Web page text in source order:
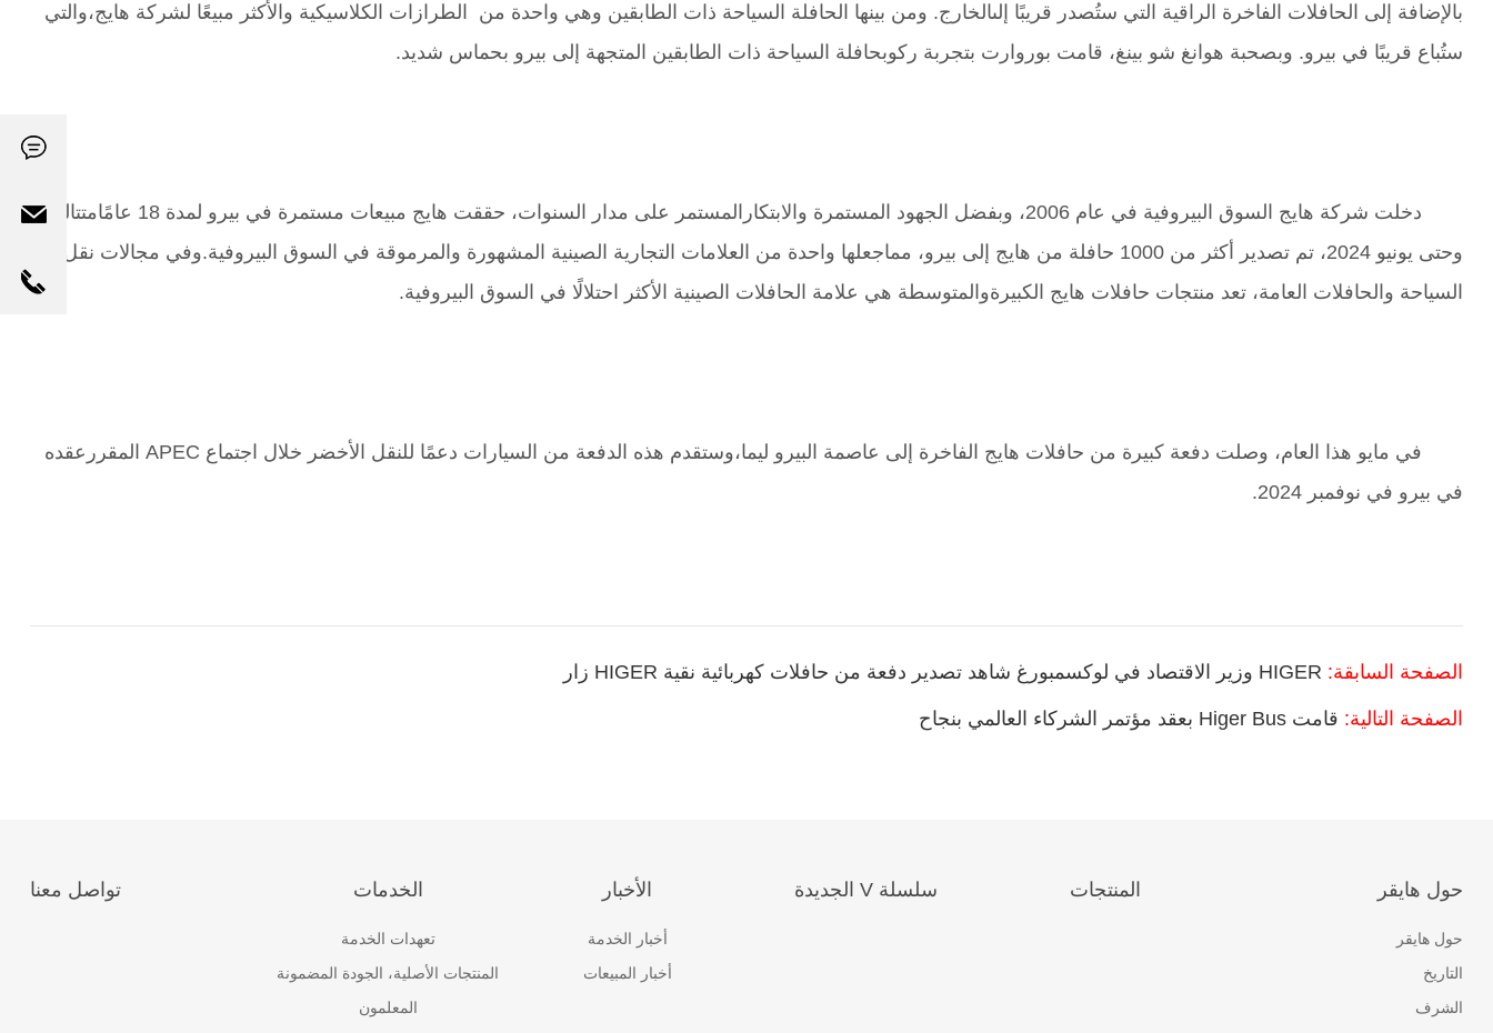
بالإضافة إلى الحافلات الفاخرة الراقية التي ستُصدر قريبًا إلىالخارج. ومن بينها الحافلة السياحة ذات الطابقين وهي واحدة من الطرازات الكلاسيكية والأكثر مبيعًا لشركة هايج،والتي
ستُباع قريبًا في بيرو. وبصحبة هوانغ شو بينغ، قامت بوروارت بتجربة ركوبحافلة السياحة ذات الطابقين المتجهة إلى بيرو بحماس شديد.
دخلت شركة هايج السوق البيروفية في عام 2006، وبفضل الجهود المستمرة والابتكارالمستمر على مدار السنوات، حققت هايج مبيعات مستمرة في بيرو لمدة 18 عامًامتتالية.
وحتى يونيو 2024، تم تصدير أكثر من 1000 حافلة من هايج إلى بيرو، مماجعلها واحدة من العلامات التجارية الصينية المشهورة والمرموقة في السوق البيروفية.وفي مجالات نقل
السياحة والحافلات العامة، تعد منتجات حافلات هايج الكبيرةوالمتوسطة هي علامة الحافلات الصينية الأكثر احتلالًا في السوق البيروفية.
في مايو هذا العام، وصلت دفعة كبيرة من حافلات هايج الفاخرة إلى عاصمة البيرو ليما،وستقدم هذه الدفعة من السيارات دعمًا للنقل الأخضر خلال اجتماع APEC
المقررعقده
في بيرو في نوفمبر 2024.
الصفحة السابقة:
الصفحة التالية: قامت Higer Bus بعقد مؤتمر الشركاء العالمي بنجاح
حول هايقر
حول هايقر
التاريخ
الشرف
المنتجات سلسلة V الجديدة الأخبار
أخبار الخدمة
أخبار المبيعات
الخدمات
تعهدات الخدمة
المنتجات الأصلية، الجودة المضمونة
المعلمون
تواصل معنا